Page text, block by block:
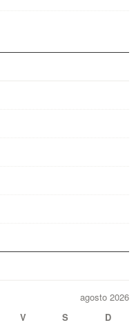
agosto 2026
V S
D